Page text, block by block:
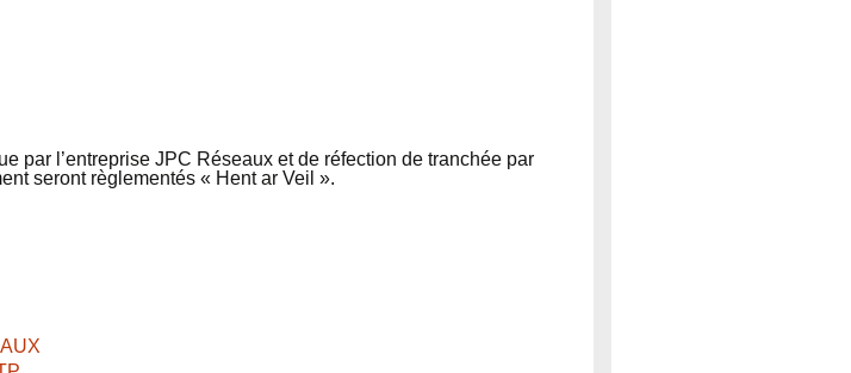
par l’entreprise JPC Réseaux et de réfection de tranchée par
seront règlementés « Hent ar Veil ».